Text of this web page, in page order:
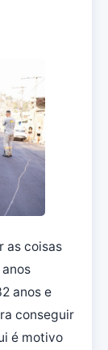
as coisas
anos e
conseguir
é motivo